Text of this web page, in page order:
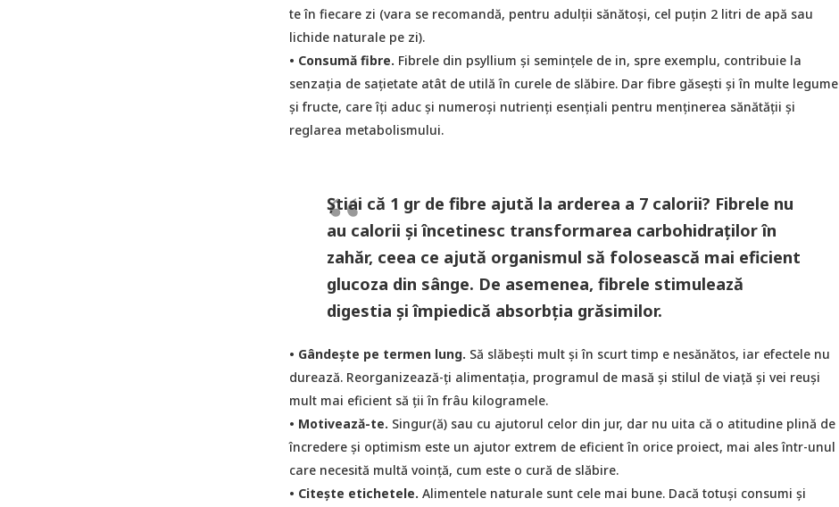
te în fiecare zi (vara se recomandă, pentru adulții sănătoși, cel puțin 2 litri de apă sau
lichide naturale pe zi).
• Consumă fibre. Fibrele din psyllium și semințele de in, spre exemplu, contribuie la
senzația de sațietate atât de utilă în curele de slăbire. Dar fibre găsești și în multe legume
și fructe, care îți aduc și numeroși nutrienți esențiali pentru menținerea sănătății și
reglarea metabolismului.
Știai că 1 gr de fibre ajută la arderea a 7 calorii? Fibrele nu
au calorii și încetinesc transformarea carbohidraților în
zahăr, ceea ce ajută organismul să folosească mai eficient
glucoza din sânge. De asemenea, fibrele stimulează
digestia și împiedică absorbția grăsimilor.
• Gândește pe termen lung. Să slăbești mult și în scurt timp e nesănătos, iar efectele nu
durează. Reorganizează-ți alimentația, programul de masă și stilul de viață și vei reuși
mult mai eficient să ții în frâu kilogramele.
• Motivează-te. Singur(ă) sau cu ajutorul celor din jur, dar nu uita că o atitudine plină de
încredere și optimism este un ajutor extrem de eficient în orice proiect, mai ales într-unul
care necesită multă voință, cum este o cură de slăbire.
• Citește etichetele. Alimentele naturale sunt cele mai bune. Dacă totuși consumi și